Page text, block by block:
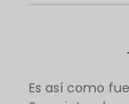
Es así como